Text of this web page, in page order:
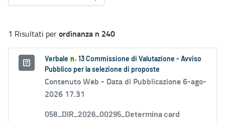
1 Risultati perordinanza n 240
Verbale n . 13 Commissione di Valutazione - Avviso
Pubblico per la selezione di proposte
Contenuto Web - Data di Pubblicazione 6-ago-
2026 17.31
058_DIR_2026_00295_Determina card